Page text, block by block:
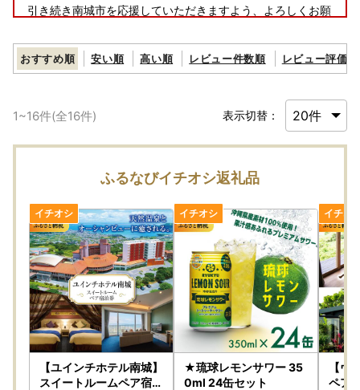
引き続き南城市を応援していただきますよう、よろしくお願
指定対象期間：令和7年10月1日から令和8年9月30日
おすすめ順 安い順 高い順 レビュー件数順 レビュー評価順
1~16件(全16件) 表示切替：
ふるなびイチオシ返礼品
【ユインチホテル南城】
スイートルームペア宿泊
★琉球レモンサワー 35
0ml 24缶セット
【ヴ
ペア